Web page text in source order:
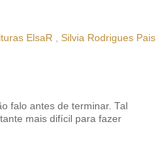
ElsaR Silvia Rodrigues Pais
falo antes de terminar. Tal
mais difícil para fazer